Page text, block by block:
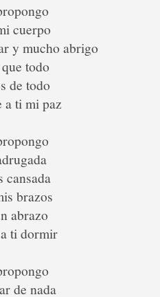
cuerpo
y mucho abrigo
todo
de todo
a ti mi paz
cansada
brazos
abrazo
ti dormir
de nada